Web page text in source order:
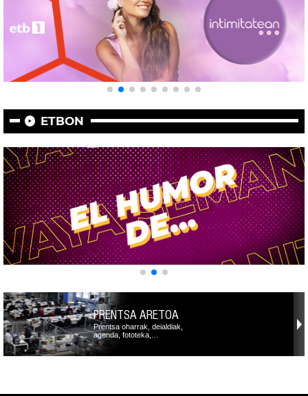
ETBON
PRENTSA ARETOA
Prentsa oharrak, deialdiak,
agenda, fototeka,…